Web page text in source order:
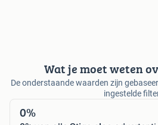
Wat je moet weten
De onderstaande waarden zijn
ingestelde
0%